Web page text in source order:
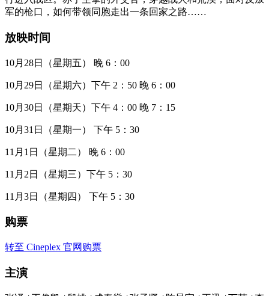
军的枪口，如何带领同胞走出一条回家之路……
放映时间
10月28日（星期五） 晚 6：00
10月29日（星期六） 下午 2：50 晚 6：00
10月30日（星期天） 下午 4：00 晚 7：15
10月31日（星期一） 下午 5：30
11月1日（星期二） 晚 6：00
11月2日（星期三） 下午 5：30
11月3日（星期四） 下午 5：30
购票
转至 Cineplex 官网购票
主演